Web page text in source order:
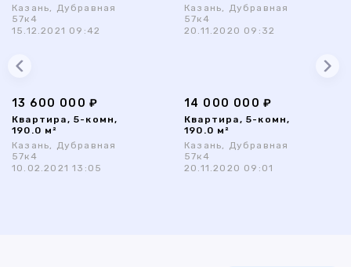
Казань, Дубравная
57к4
15.12.2021 09:42
Казань, Дубравная
57к4
20.11.2020 09:32
13 600 000 ₽
Квартира, 5-комн,
190.0 м²
Казань, Дубравная
57к4
10.02.2021 13:05
14 000 000 ₽
Квартира, 5-комн,
190.0 м²
Казань, Дубравная
57к4
20.11.2020 09:01